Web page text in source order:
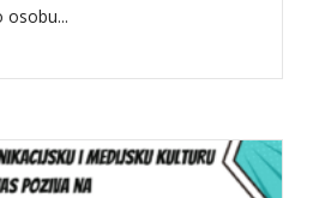
osobu...